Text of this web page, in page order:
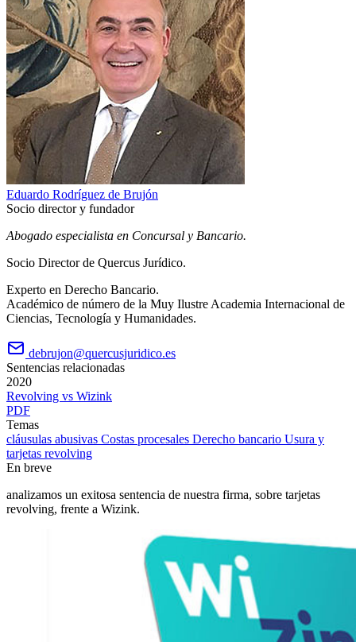
Eduardo Rodríguez de Brujón
Socio director y fundador
Abogado especialista en Concursal y Bancario.
Socio Director de Quercus Jurídico.
Experto en Derecho Bancario.
Académico de número de la Muy Ilustre Academia Internacional de
Ciencias, Tecnología y Humanidades.
debrujon@quercusjuridico.es
Sentencias relacionadas
2020
Revolving vs Wizink
PDF
Temas
cláusulas abusivas Costas procesales Derecho bancario Usura y
tarjetas revolving
En breve
analizamos un exitosa sentencia de nuestra firma, sobre tarjetas
revolving, frente a Wizink.